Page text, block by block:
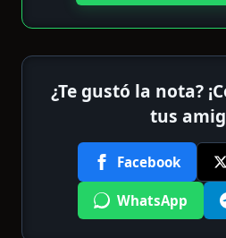
¿Te gustó la nota?
tus
Facebook
WhatsApp